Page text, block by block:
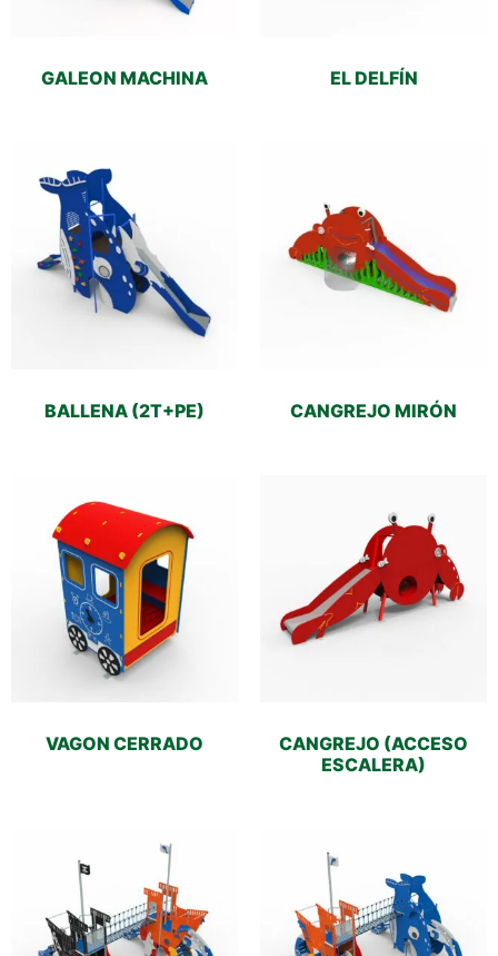
GALEON MACHINA EL DELFÍN
BALLENA (2T+PE) CANGREJO MIRÓN
VAGON CERRADO
CANGREJO (ACCESO
ESCALERA)